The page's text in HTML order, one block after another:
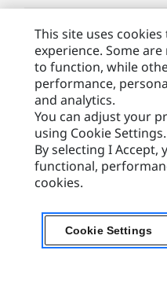
Caterpillar.com
Caterpillar Kontakt
Caterpillar Kontakt
Moje Preferencje Marketingowe
Site Map
Cookie Settings
This site uses
experience. Some
to function, while
performance,
and analytics.
You can adjust your
using Cookie Settings.
By selecting I Accept,
functional,
cookies.
Cookie Settings